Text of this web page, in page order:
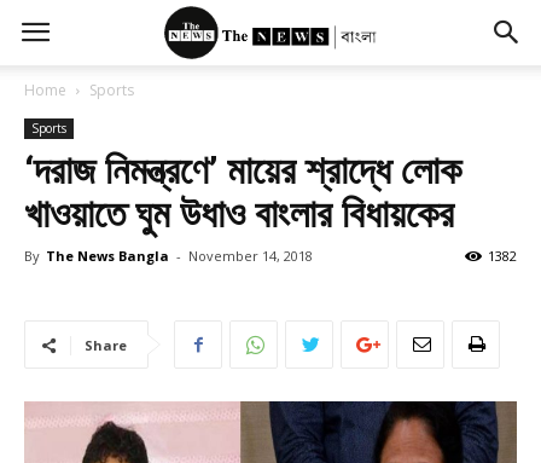
Home Sports
Sports
‘দরাজ নিমন্ত্রণে’ মায়ের শ্রাদ্ধে লোক
খাওয়াতে ঘুম উধাও বাংলার বিধায়কের
By The News Bangla - November 14, 2018 1382
Share